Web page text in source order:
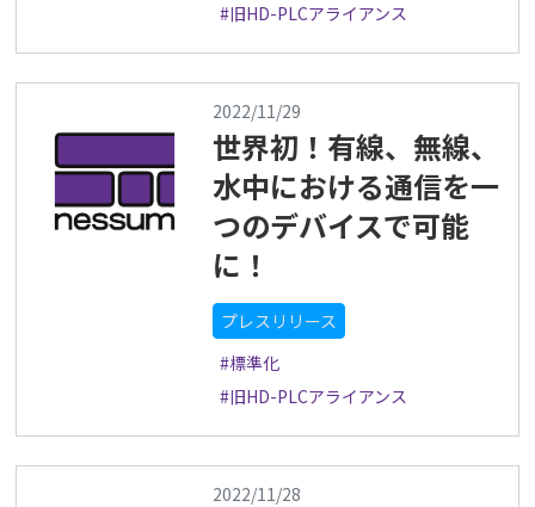
#旧HD-PLCアライアンス
2022/11/29
世界初！有線、無線、
水中における通信を一
つのデバイスで可能
に！
プレスリリース
#標準化
#旧HD-PLCアライアンス
2022/11/28